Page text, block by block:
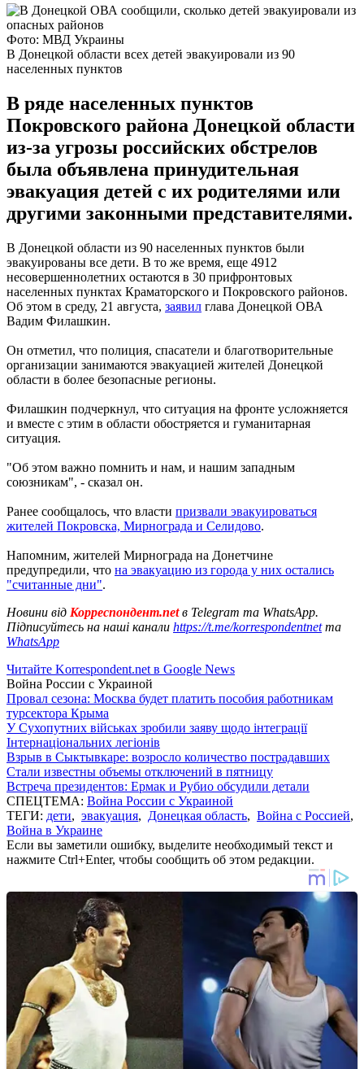
Фото: МВД Украины
В Донецкой области всех детей эвакуировали из 90
населенных пунктов
В ряде населенных пунктов
Покровского района Донецкой области
из-за угрозы российских обстрелов
была объявлена ​​принудительная
эвакуация детей с их родителями или
другими законными представителями.
В Донецкой области из 90 населенных пунктов были
эвакуированы все дети. В то же время, еще 4912
несовершеннолетних остаются в 30 прифронтовых
населенных пунктах Краматорского и Покровского районов.
Об этом в среду, 21 августа, заявил глава Донецкой ОВА
Вадим Филашкин.
Он отметил, что полиция, спасатели и благотворительные
организации занимаются эвакуацией жителей Донецкой
области в более безопасные регионы.
Филашкин подчеркнул, что ситуация на фронте усложняется
и вместе с этим в области обостряется и гуманитарная
ситуация.
"Об этом важно помнить и нам, и нашим западным
союзникам", - сказал он.
Ранее сообщалось, что власти призвали эвакуироваться
жителей Покровска, Мирнограда и Селидово.
Напомним, жителей Мирнограда на Донетчине
предупредили, что на эвакуацию из города у них остались
"считанные дни".
Новини від Корреспондент.netв Telegram та WhatsApp.
Підписуйтесь на наші канали https://t.me/korrespondentnetта
WhatsApp
Читайте Korrespondent.net в Google News
Война России с Украиной
Провал сезона: Москва будет платить пособия работникам
турсектора Крыма
У Сухопутних військах зробили заяву щодо інтеграції
Інтернаціональних легіонів
Взрыв в Сыктывкаре: возросло количество пострадавших
Стали известны объемы отключений в пятницу
Встреча президентов: Ермак и Рубио обсудили детали
СПЕЦТЕМА: Война России с Украиной
ТЕГИ: дети, эвакуация, Донецкая область, Война с Россией,
Война в Украине
Если вы заметили ошибку, выделите необходимый текст и
нажмите Ctrl+Enter, чтобы сообщить об этом редакции.